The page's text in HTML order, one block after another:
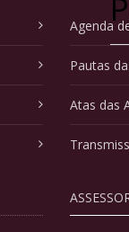
Agenda
Pautas
Atas das